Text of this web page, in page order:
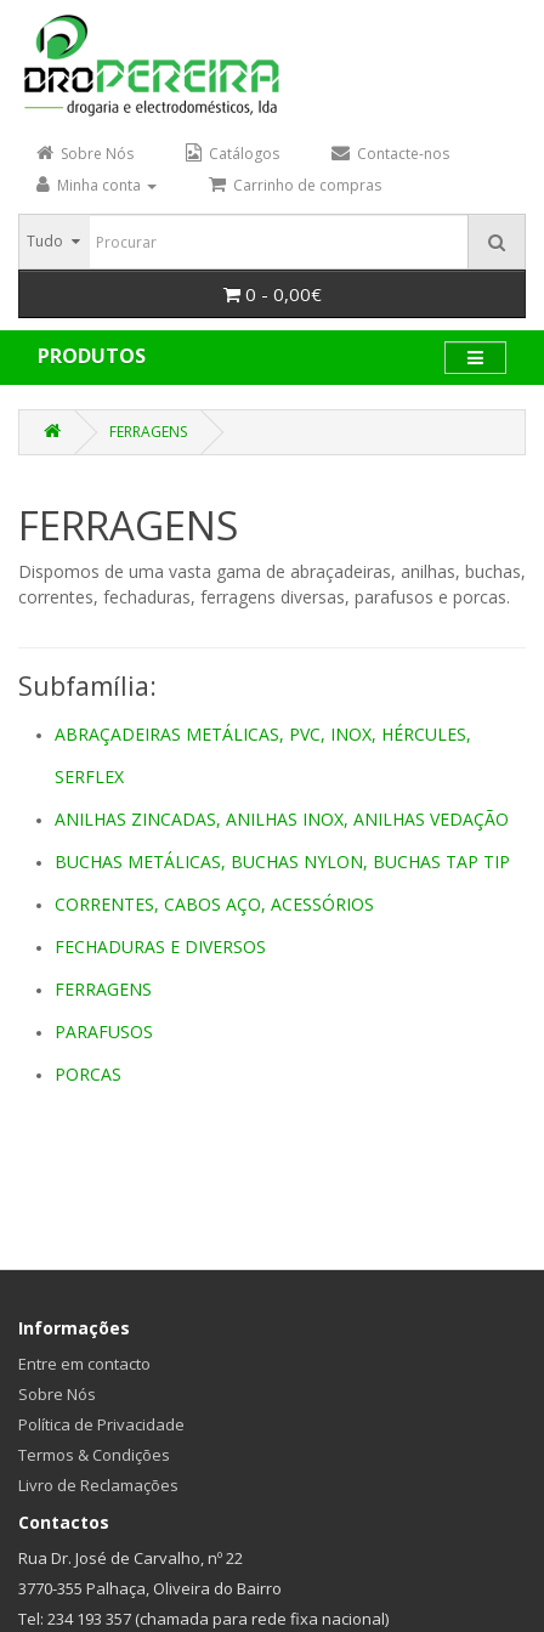
Sobre Nós Catálogos
Contacte-nos
Minha conta
Carrinho de compras
Tudo
0 - 0,00€
PRODUTOS
FERRAGENS
FERRAGENS
Dispomos de uma vasta gama de abraçadeiras, anilhas, buchas,
correntes, fechaduras, ferragens diversas, parafusos e porcas.
Subfamília:
ABRAÇADEIRAS METÁLICAS, PVC, INOX, HÉRCULES,
SERFLEX
ANILHAS ZINCADAS, ANILHAS INOX, ANILHAS VEDAÇÃO
BUCHAS METÁLICAS, BUCHAS NYLON, BUCHAS TAP TIP
CORRENTES, CABOS AÇO, ACESSÓRIOS
FECHADURAS E DIVERSOS
FERRAGENS
PARAFUSOS
PORCAS
Informações
Entre em contacto
Sobre Nós
Política de Privacidade
Termos & Condições
Livro de Reclamações
Contactos
Rua Dr. José de Carvalho, nº 22
3770-355 Palhaça, Oliveira do Bairro
Tel: 234 193 357 (chamada para rede fixa nacional)